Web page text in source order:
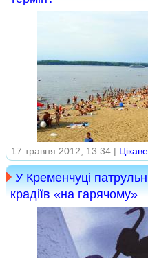
17 травня 2012, 13:34 | Цікаве
У Кременчуці
крадіїв «на гарячому»